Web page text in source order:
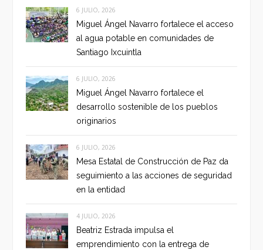
6 JULIO, 2026
Miguel Ángel Navarro fortalece el acceso
al agua potable en comunidades de
Santiago Ixcuintla
6 JULIO, 2026
Miguel Ángel Navarro fortalece el
desarrollo sostenible de los pueblos
originarios
6 JULIO, 2026
Mesa Estatal de Construcción de Paz da
seguimiento a las acciones de seguridad
en la entidad
4 JULIO, 2026
Beatriz Estrada impulsa el
emprendimiento con la entrega de